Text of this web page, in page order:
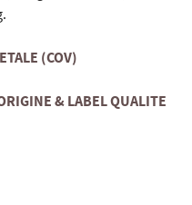
(COV)
& LABEL QUALITE